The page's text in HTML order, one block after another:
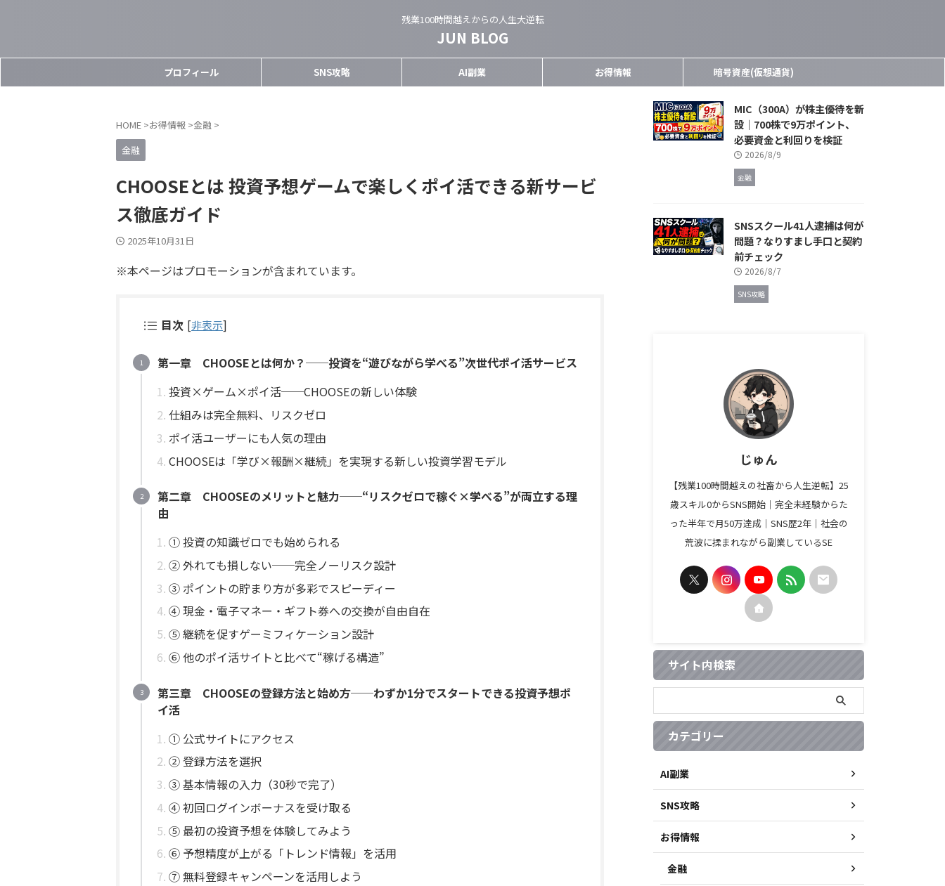
残業100時間越えからの人生大逆転
JUN BLOG
プロフィール SNS攻略 AI副業 お得情報 暗号資産(仮想通貨)
HOME >お得情報 >金融 >
金融
CHOOSEとは 投資予想ゲームで楽しくポイ活できる新サービ
ス徹底ガイド
2025年10月31日
※本ページはプロモーションが含まれています。
目次 [非表示]
第一章 CHOOSEとは何か？──投資を“遊びながら学べる”次世代ポイ活サービス
投資×ゲーム×ポイ活──CHOOSEの新しい体験
仕組みは完全無料、リスクゼロ
ポイ活ユーザーにも人気の理由
CHOOSEは「学び×報酬×継続」を実現する新しい投資学習モデル
第二章 CHOOSEのメリットと魅力──“リスクゼロで稼ぐ×学べる”が両立する理
由
① 投資の知識ゼロでも始められる
② 外れても損しない──完全ノーリスク設計
③ ポイントの貯まり方が多彩でスピーディー
④ 現金・電子マネー・ギフト券への交換が自由自在
⑤ 継続を促すゲーミフィケーション設計
⑥ 他のポイ活サイトと比べて“稼げる構造”
第三章 CHOOSEの登録方法と始め方──わずか1分でスタートできる投資予想ポ
イ活
① 公式サイトにアクセス
② 登録方法を選択
③ 基本情報の入力（30秒で完了）
④ 初回ログインボーナスを受け取る
⑤ 最初の投資予想を体験してみよう
⑥ 予想精度が上がる「トレンド情報」を活用
⑦ 無料登録キャンペーンを活用しよう
MIC（300A）が株主優待を新
設｜700株で9万ポイント、
必要資金と利回りを検証
2026/8/9
金融
SNSスクール41人逮捕は何が
問題？なりすまし手口と契約
前チェック
2026/8/7
SNS攻略
じゅん
【残業100時間越えの社畜から人生逆転】25
歳スキル0からSNS開始｜完全未経験からた
った半年で月50万達成｜SNS歴2年｜社会の
荒波に揉まれながら副業しているSE
サイト内検索
カテゴリー
AI副業
SNS攻略
お得情報
金融